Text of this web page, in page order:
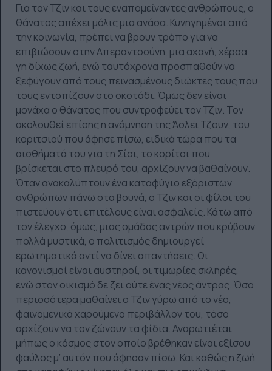
Για τον Τζιν και τους εναπομείναντες ανθρώπους, ο
θάνατος απέχει μόλις μια ανάσα. Κυνηγημένοι από
την κοινωνία, πρέπει να βρουν τρόπο για να
επιβιώσουν στην Απεραντοσύνη, μια αχανή, χέρσα
γη δίχως ζωή, ενώ ταυτόχρονα προσπαθούν να
ξεφύγουν από τους πεινασμένους διώκτες τους που
τους εντοπίζουν στο σκοτάδι. Όμως δεν είναι
μονάχα ο θάνατος που συντροφεύει τον Τζιν. Τον
ακολουθεί επίσης η ανάμνηση της Άσλεϊ Τζουν, του
κοριτσιού που άφησε πίσω, ειδικά τώρα που τα
αισθήματά του για τη Σίσι, το κορίτσι που
βρίσκεται στο πλευρό του, αρχίζουν να βαθαίνουν.
Όταν ανακαλύπτουν ένα καταφύγιο εξόριστων
ανθρώπων πάνω στα βουνά, ο Τζιν και οι φίλοι του
πιστεύουν ότι επιτέλους είναι ασφαλείς. Κάτω από
τον έλεγχο, όμως, μιας ομάδας αντρών που κρύβουν
πολλά μυστικά, ο πολιτισμός δημιουργεί
ερωτηματικά αντί να δίνει απαντήσεις. Οι
κανονισμοί είναι αυστηροί, οι τιμωρίες σκληρές,
ενώ στον οικισμό δε ζει ούτε ένας νέος άντρας. Όσο
περισσότερα μαθαίνει ο Τζιν γύρω από το νέο,
φαινομενικά χαρούμενο περιβάλλον του, τόσο
αρχίζουν να τον ζώνουν τα φίδια. Αναρωτιέται
μήπως ο κόσμος στον οποίο βρέθηκαν είναι εξίσου
φαύλος μ’ αυτόν που άφησαν πίσω. Και καθώς η ζωή